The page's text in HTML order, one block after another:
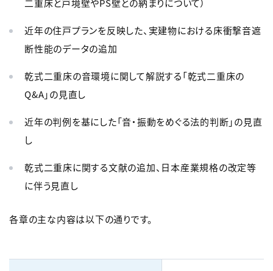
二重床と戸境壁やPS壁との納まりについて）
近年の住戸プランを反映した、実建物における床衝撃音遮
断性能のデータの追加
乾式二重床の音環境に関して解説する「乾式二重床の
Q&A」の見直し
近年の判例を基にした「音・振動をめぐる法的判断」の見直
し
乾式二重床に関する文献の追加、日本産業規格の改定等
に伴う見直し
各章の主な内容は以下の通りです。